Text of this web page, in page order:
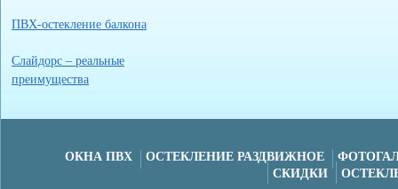
ПВХ-остекление балкона
Слайдорс – реальные
преимущества
ОКНА ПВХ ОСТЕКЛЕНИЕ РАЗДВИЖНОЕ
СКИДКИ